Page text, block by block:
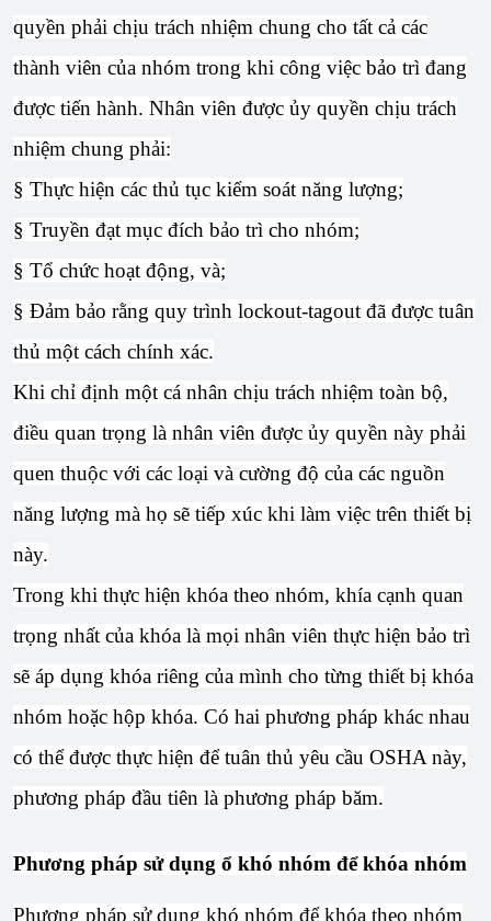
quyền phải chịu trách nhiệm chung cho tất cả các
thành viên của nhóm trong khi công việc bảo trì đang
được tiến hành. Nhân viên được ủy quyền chịu trách
nhiệm chung phải:
§ Thực hiện các thủ tục kiểm soát năng lượng;
§ Truyền đạt mục đích bảo trì cho nhóm;
§ Tổ chức hoạt động, và;
§ Đảm bảo rằng quy trình lockout-tagout đã được tuân
thủ một cách chính xác.
Khi chỉ định một cá nhân chịu trách nhiệm toàn bộ,
điều quan trọng là nhân viên được ủy quyền này phải
quen thuộc với các loại và cường độ của các nguồn
năng lượng mà họ sẽ tiếp xúc khi làm việc trên thiết bị
này.
Trong khi thực hiện khóa theo nhóm, khía cạnh quan
trọng nhất của khóa là mọi nhân viên thực hiện bảo trì
sẽ áp dụng khóa riêng của mình cho từng thiết bị khóa
nhóm hoặc hộp khóa. Có hai phương pháp khác nhau
có thể được thực hiện để tuân thủ yêu cầu OSHA này,
phương pháp đầu tiên là phương pháp băm.
Phương pháp sử dụng ổ khó nhóm để khóa nhóm
Phương pháp sử dụng khó nhóm để khóa theo nhóm